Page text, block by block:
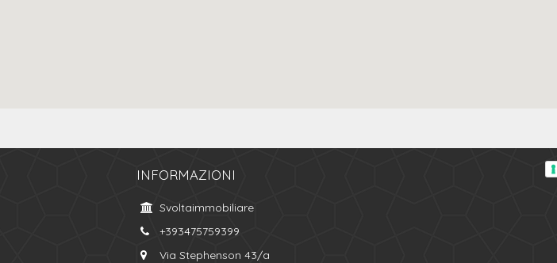
INFORMAZIONI
Svoltaimmobiliare
+393475759399
Via Stephenson 43/a